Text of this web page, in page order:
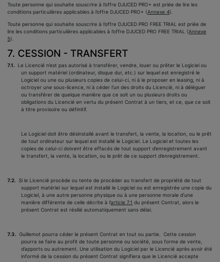
Toute personne qui souhaite souscrire à l’offre DJUCED PRO+ est priée de lire les
conditions particulières applicables à l’offre DJUCED PRO+ (Annexe 4).
Toute personne qui souhaite souscrire à l’offre DJUCED PRO FREE TRIAL est priée de
lire les conditions particulières applicables à l’offre DJUCED PRO FREE TRIAL (Annexe
5).
7. CESSION - TRANSFERT
7.1.
Le Licencié n’est pas autorisé à transférer, vendre, louer ou prêter le Logiciel ou
un support matériel (ordinateur, disque dur, etc.) sur lequel est enregistré le
Logiciel ou une ou plusieurs copies de celui-ci, ni à le proposer en leasing, ni à
octroyer une sous-licence, ni à céder l’un des droits du Licencié, ni à déléguer
ou transférer de quelque manière que ce soit un ou plusieurs droits ou
obligations du Licencié en vertu du présent Contrat à un tiers, et ce, que ce soit
à titre provisoire ou définitif.
Le Logiciel doit être désinstallé avant le transfert, la vente, la location, ou le prêt
de tout ordinateur sur lequel est installé le Logiciel. Le Logiciel et toutes les
copies de celui-ci doivent être effacés de tout support d’enregistrement avant
le transfert, la vente, la location, ou le prêt de ce support d’enregistrement.
7.2. Si le Licencié procède ou tente de procéder au transfert de propriété de tout
support matériel sur lequel est installé le Logiciel ou est enregistrée une copie du
Logiciel, à une autre personne physique ou à une personne morale d’une
manière différente de celle décrite à l’article 7.1 du présent Contrat, alors le
présent Contrat est résilié automatiquement sans délai.
7.3. Guillemot pourra céder le présent Contrat en tout ou partie.
Cette cession
pourra se faire au profit de toute personne ou société, sous forme de vente,
d’apports ou autrement. Une utilisation du Logiciel par le Licencié après avoir été
informé de la cession du présent Contrat signifiera que le Licencié accepte